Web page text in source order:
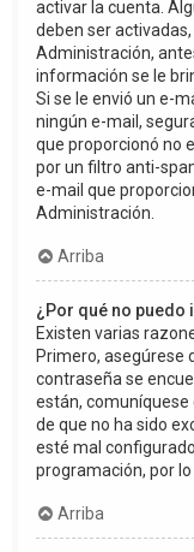
activar la cuenta.
deben ser
Administración,
información se le
Si se le envió un e-
ningún e-mail,
que proporcionó no
por un filtro anti-
e-mail que
Administración.
Arriba
¿Por qué no puedo
Existen varias
Primero, asegúrese
contraseña se
están,
de que no ha sido
esté mal
programación, por
Arriba